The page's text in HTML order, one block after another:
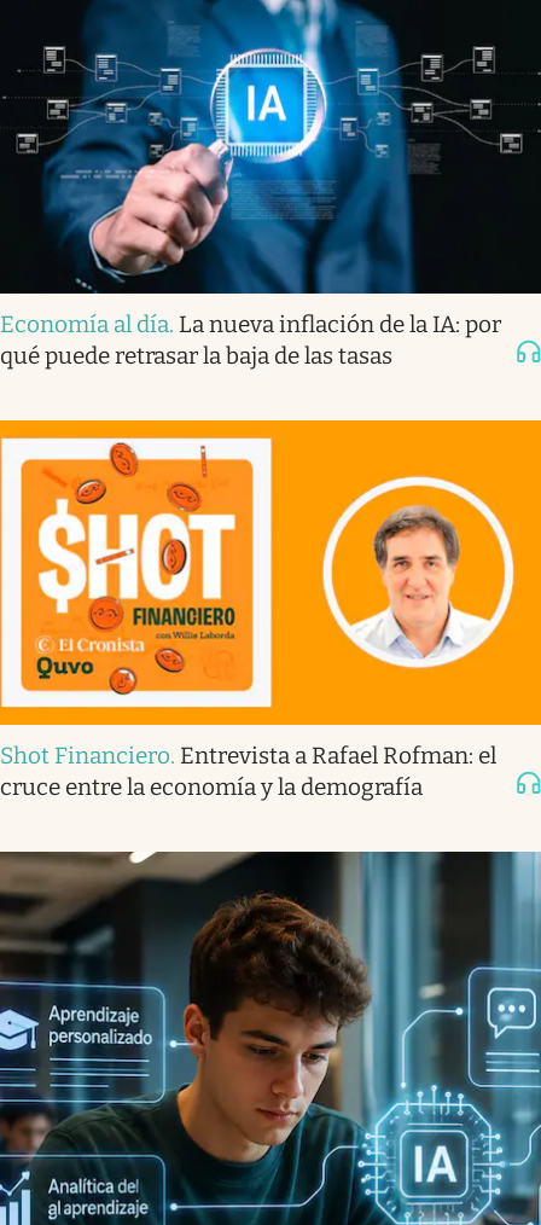
Economía al día. La nueva inflación de la IA: por
qué puede retrasar la baja de las tasas
Shot Financiero. Entrevista a Rafael Rofman: el
cruce entre la economía y la demografía